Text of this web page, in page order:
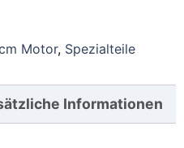
Motor, Spezialteile
Informationen